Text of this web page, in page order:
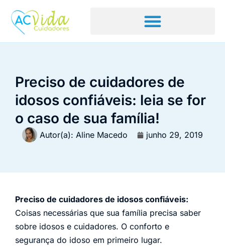
Preciso de cuidadores de
idosos confiáveis: leia se for
o caso de sua família!
Autor(a): Aline Macedo junho 29, 2019
Preciso de cuidadores de idosos confiáveis:
Coisas necessárias que sua família precisa saber
sobre idosos e cuidadores. O conforto e
segurança do idoso em primeiro lugar.